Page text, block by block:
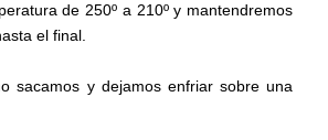
de 250º a 210º y mantendremos
el final.
sacamos y dejamos enfriar sobre una